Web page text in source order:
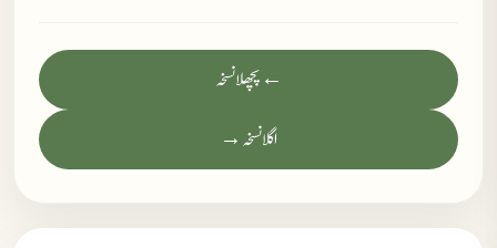
← پچھلا نسخہ
اگلا نسخہ →